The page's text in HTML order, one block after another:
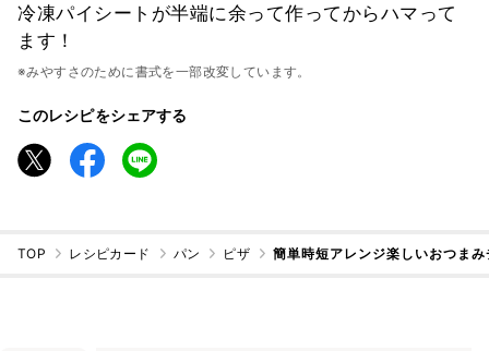
冷凍パイシートが半端に余って作ってからハマって
ます！
※みやすさのために書式を一部改変しています。
このレシピをシェアする
TOP レシピカード パン ピザ 簡単時短アレンジ楽しいおつま